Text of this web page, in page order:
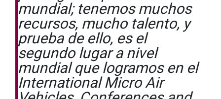
mundial; tenemos muchos
recursos, mucho talento, y
prueba de ello, es el
segundo lugar a nivel
mundial que logramos en el
International Micro Air